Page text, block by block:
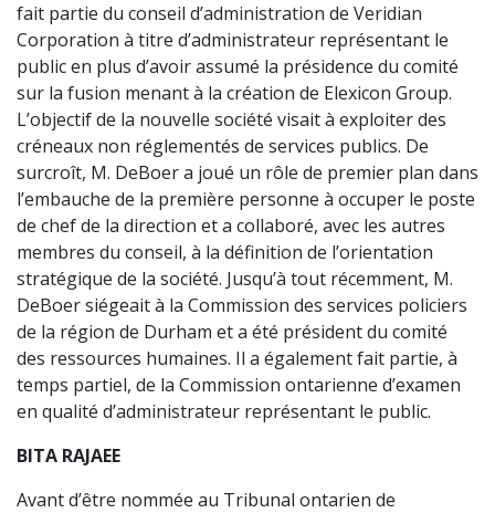
fait partie du conseil d’administration de Veridian
Corporation à titre d’administrateur représentant le
public en plus d’avoir assumé la présidence du comité
sur la fusion menant à la création de Elexicon Group.
L’objectif de la nouvelle société visait à exploiter des
créneaux non réglementés de services publics. De
surcroît, M. DeBoer a joué un rôle de premier plan dans
l’embauche de la première personne à occuper le poste
de chef de la direction et a collaboré, avec les autres
membres du conseil, à la définition de l’orientation
stratégique de la société. Jusqu’à tout récemment, M.
DeBoer siégeait à la Commission des services policiers
de la région de Durham et a été président du comité
des ressources humaines. Il a également fait partie, à
temps partiel, de la Commission ontarienne d’examen
en qualité d’administrateur représentant le public.
BITA RAJAEE
Avant d’être nommée au Tribunal ontarien de